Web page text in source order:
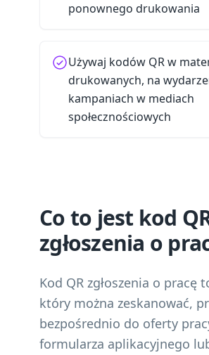
ponownego drukowania
Używaj kodów QR w
drukowanych, na
kampaniach w mediach
społecznościowych
Co to jest kod
zgłoszenia o
Kod QR zgłoszenia o pracę
który można zeskanować,
bezpośrednio do oferty
formularza aplikacyjnego